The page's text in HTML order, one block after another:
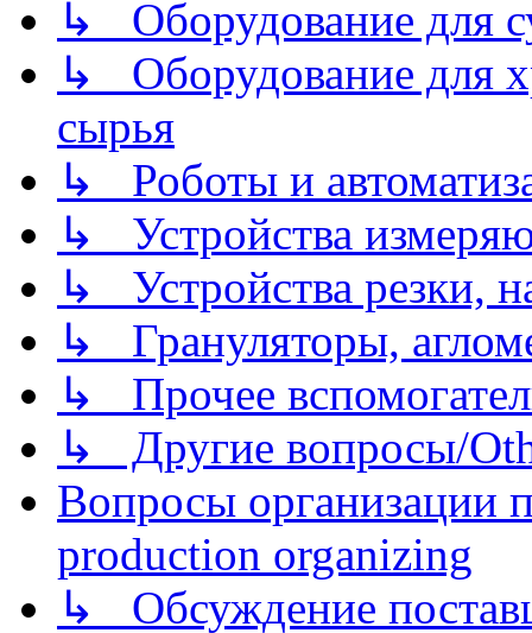
↳ Оборудование для
↳ Оборудование для
сырья
↳ Роботы и
↳ Устройства
↳ Устройства резки,
↳ Грануляторы,
↳ Прочее
↳ Другие вопросы/
Вопросы организации
production organizing
↳ Обсуждение